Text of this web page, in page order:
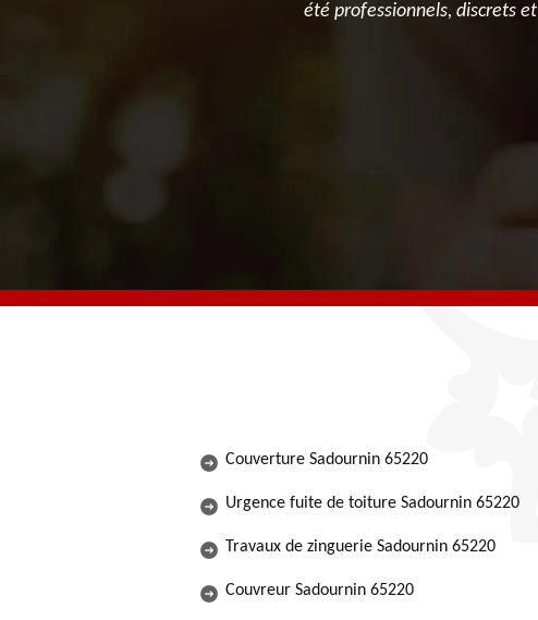
été professionnels, discrets
Couverture Sadournin 65220
Urgence fuite de toiture Sadournin 65220
Travaux de zinguerie Sadournin 65220
Couvreur Sadournin 65220